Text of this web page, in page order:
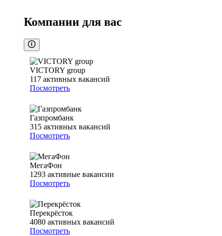
Компании для вас
VICTORY group
117 активных вакансий
Посмотреть
Газпромбанк
315 активных вакансий
Посмотреть
МегаФон
1293 активные вакансии
Посмотреть
Перекрёсток
4080 активных вакансий
Посмотреть